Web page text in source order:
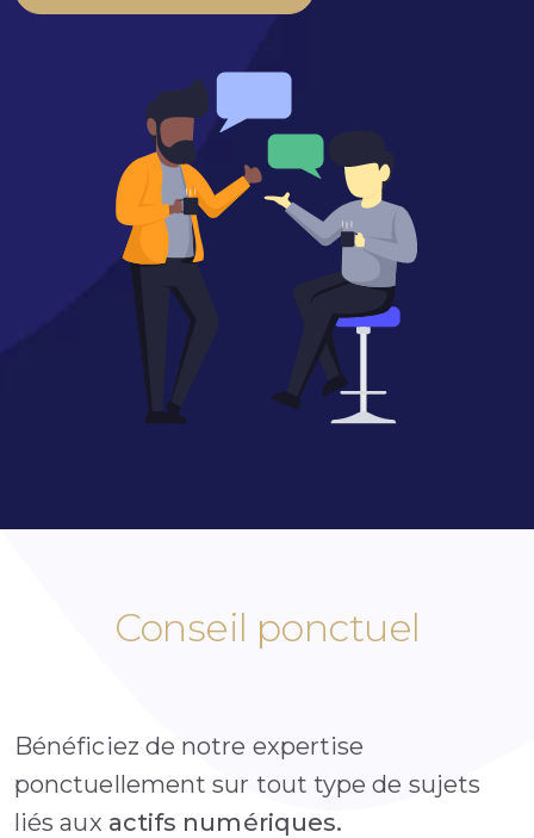
Conseil ponctuel
Bénéficiez de notre expertise
ponctuellement sur tout type de sujets
liés aux actifs numériques.